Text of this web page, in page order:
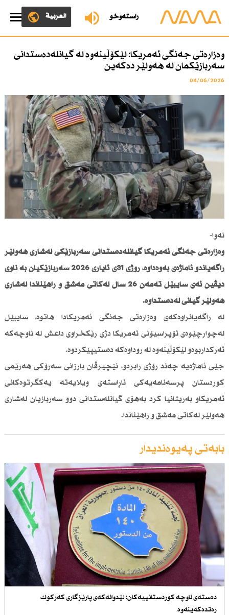
ڕاستەوخۆ العربية
وەزارەتی جەنگی ئەمریكا: لێكۆڵینەوە لە گیانلەدەستدانی
سەربازێكمان لە هەولێر دەكەین
04/06/2026
نەوا-
وەزارەتی جەنگی ئەمریكا گیانلەدەستدانی سەربازێكی لەشاری هەولێر
راگەیاندو ئاماژەی بەوەداوە، رۆژی 31ی ئایاری 2026 سەربازێكیان بە ناوی
دیڤین ئەی سایبێل تەمەن 26 ساڵ لەكاتی مەشق و راهێناندا لەشاری
هەولێر گیانی لەدەستداوە.
لە راگەیانراوەكەی وەزارەتی جەنگی ئەمریكادا هاتوە، سایبێل
لەچوارچێوەی ئۆپراسیۆنی ئەمریكا دژی رێكخراوی داعش لە ناوچەكە
ئەركداربوەو لێكۆڵینەوە لە روداوەكە دەستیپێكردوە.
جێی ئاماژەیە چەند رۆژی رابردو، نێچیرڤان بارزانی سەرۆكی هەرێمی
كوردستان پرسەنامەیەكی ئاڕاستەی ویلایەتە یەكگرتوەكانی
ئەمریكاو بەریتانیا كرد بەهۆی گیانلەستدانی دوو سەربازیان لەشاری
هەولێر لەكاتی مەشق و راهێناندا.
بابەتی پەیوەندیدار
دەستەی ناوچە كوردستانییەكان: لێدوانەكەی پارێزگاری كەركوك
رەتدەكەینەوە